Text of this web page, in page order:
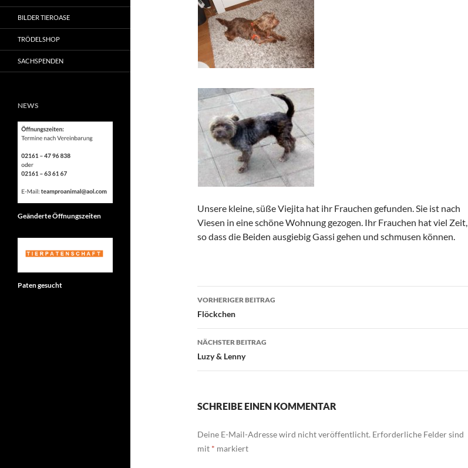
Unsere kleine, süße Viejita hat ihr Frauchen gefunden. Sie ist nach
Viesen in eine schöne Wohnung gezogen. Ihr Frauchen hat viel Zeit,
so dass die Beiden ausgiebig Gassi gehen und schmusen können.
Beitragsnavigation
VORHERIGER BEITRAG
Flöckchen
NÄCHSTER BEITRAG
Luzy & Lenny
SCHREIBE EINEN KOMMENTAR
Deine E-Mail-Adresse wird nicht veröffentlicht. Erforderliche Felder sind
mit * markiert
BILDER TIEROASE
TRÖDELSHOP
SACHSPENDEN
NEWS
Geänderte Öffnungszeiten
Paten gesucht